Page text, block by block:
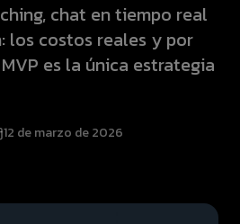
chat en tiempo real
los costos reales y por
es la única estrategia
12 de marzo de 2026